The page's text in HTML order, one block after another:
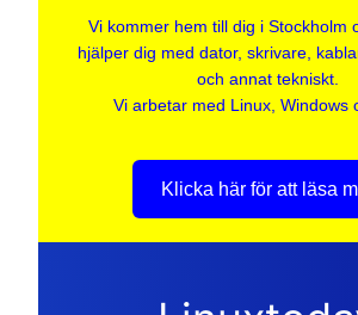
Vi kommer hem till dig i Stockholm
hjälper dig med dator, skrivare,
och annat tekniskt.
Vi arbetar med Linux, Windows
Klicka här för att läsa